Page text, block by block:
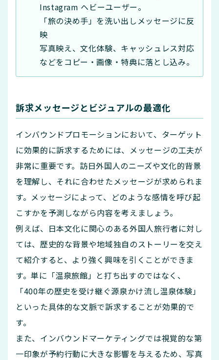
Instagram ヘビーユーザー。
「旅の決め手」を洗い出しメッセージに反
映
写真映え、文化体験、キャッシュレス対応
などをコピー・画像・特典に落とし込み。
訴求メッセージとビジュアルの最適化
インバウンドプロモーションにおいて、ターゲット
に効果的に訴求するためには、メッセージの工夫が
非常に重要です。訪日外国人のニーズや文化的背景
を理解し、それに合わせたメッセージが求められま
す。メッセージによって、どのような感情を呼び起
こすかを予測しながら内容を考えましょう。
例えば、日本文化に関心のある外国人旅行者に対し
ては、歴史的な背景や地域独自のストーリーを交え
て紹介すると、より強く興味を引くことができま
す。単に「温泉旅館」と打ち出すのではなく、
「400年の歴史を受け継ぐ源泉かけ流し温泉体験」
といった具体的な文脈で訴求することが効果的で
す。
また、インバウンドマーケティングでは視覚的な第
一印象が予約行動に大きな影響を与えるため、写真